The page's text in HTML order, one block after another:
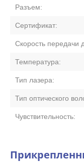
Разъем:
Сертификат:
Скорость передачи
Температура:
Тип лазера:
Тип оптического
Чувствительность: